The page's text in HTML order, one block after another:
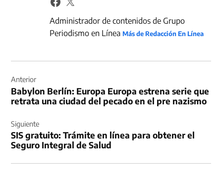
Administrador de contenidos de Grupo
Periodismo en LíneaMás de Redacción En Línea
de
entradas
Anterior
Babylon Berlín: Europa Europa estrena serie que
retrata una ciudad del pecado en el pre nazismo
Siguiente
SIS gratuito: Trámite en línea para obtener el
Seguro Integral de Salud